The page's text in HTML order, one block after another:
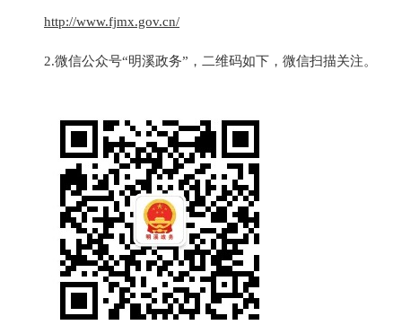
http://www.fjmx.gov.cn/
2.微信公众号“明溪政务”，二维码如下，微信扫描关注。